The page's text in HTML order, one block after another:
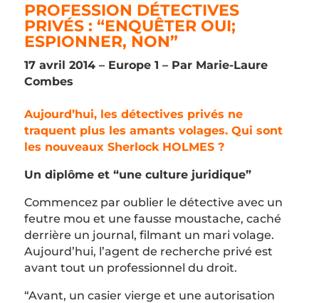
PROFESSION DÉTECTIVES
PRIVÉS : “ENQUÊTER OUI;
ESPIONNER, NON”
17 avril 2014 – Europe 1 – Par Marie-Laure
Combes
Aujourd’hui, les détectives privés ne
traquent plus les amants volages. Qui sont
les nouveaux Sherlock HOLMES ?
Un diplôme et “une culture juridique”
Commencez par oublier le détective avec un
feutre mou et une fausse moustache, caché
derrière un journal, filmant un mari volage.
Aujourd’hui, l’agent de recherche privé est
avant tout un professionnel du droit.
“Avant, un casier vierge et une autorisation